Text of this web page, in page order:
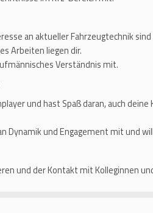
an aktueller Fahrzeugtechnik
Arbeiten liegen dir.
Verständnis mit.
und hast Spaß daran, auch
Dynamik und Engagement mit und
und der Kontakt mit Kolleginnen